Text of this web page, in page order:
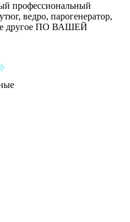
профессиональный
ведро, парогенератор,
другое ПО ВАШЕЙ